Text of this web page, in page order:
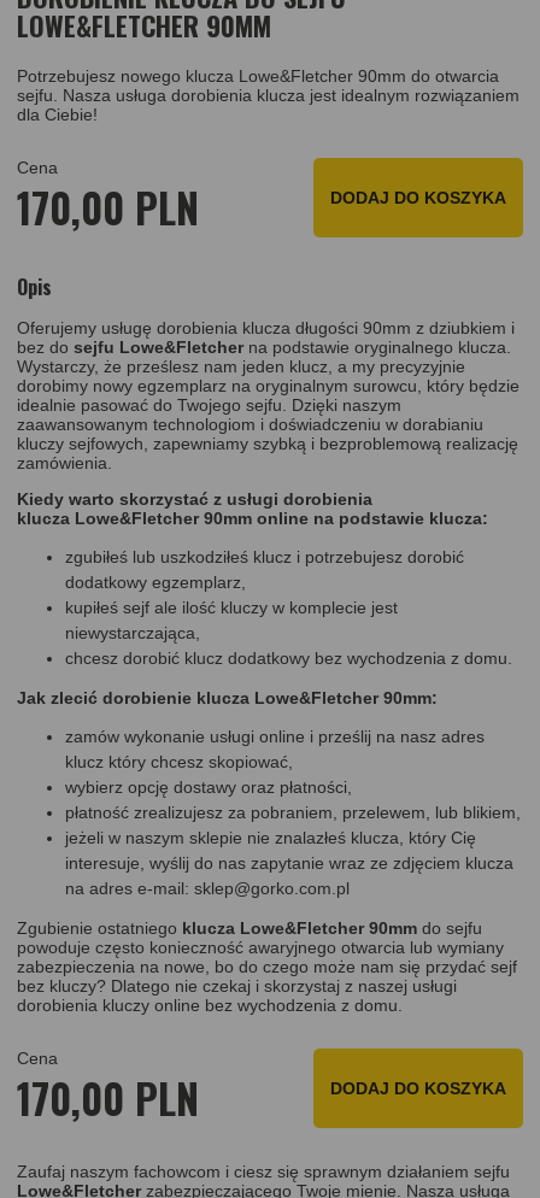
LOWE&FLETCHER 90MM
Potrzebujesz nowego klucza Lowe&Fletcher 90mm do otwarcia
sejfu. Nasza usługa dorobienia klucza jest idealnym rozwiązaniem
dla Ciebie!
Cena
170,00 PLN DODAJ DO KOSZYKA
Opis
Oferujemy usługę dorobienia klucza długości 90mm z dziubkiem i
bez do sejfu Lowe&Fletcher na podstawie oryginalnego klucza.
Wystarczy, że prześlesz nam jeden klucz, a my precyzyjnie
dorobimy nowy egzemplarz na oryginalnym surowcu, który będzie
idealnie pasować do Twojego sejfu. Dzięki naszym
zaawansowanym technologiom i doświadczeniu w dorabianiu
kluczy sejfowych, zapewniamy szybką i bezproblemową realizację
zamówienia.
Kiedy warto skorzystać z usługi dorobienia
klucza Lowe&Fletcher 90mm online na podstawie klucza:
zgubiłeś lub uszkodziłeś klucz i potrzebujesz dorobić
dodatkowy egzemplarz,
kupiłeś sejf ale ilość kluczy w komplecie jest
niewystarczająca,
chcesz dorobić klucz dodatkowy bez wychodzenia z domu.
Jak zlecić dorobienie klucza Lowe&Fletcher 90mm:
zamów wykonanie usługi online i prześlij na nasz adres
klucz który chcesz skopiować,
wybierz opcję dostawy oraz płatności,
płatność zrealizujesz za pobraniem, przelewem, lub blikiem,
jeżeli w naszym sklepie nie znalazłeś klucza, który Cię
interesuje, wyślij do nas zapytanie wraz ze zdjęciem klucza
na adres e-mail: sklep@gorko.com.pl
Zgubienie ostatniego klucza Lowe&Fletcher 90mm do sejfu
powoduje często konieczność awaryjnego otwarcia lub wymiany
zabezpieczenia na nowe, bo do czego może nam się przydać sejf
bez kluczy? Dlatego nie czekaj i skorzystaj z naszej usługi
dorobienia kluczy online bez wychodzenia z domu.
Cena
170,00 PLN DODAJ DO KOSZYKA
Zaufaj naszym fachowcom i ciesz się sprawnym działaniem sejfu
Lowe&Fletcherzabezpieczającego Twoje mienie. Nasza usługa